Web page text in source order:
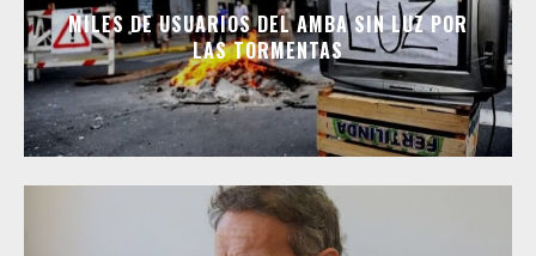
MILES DE USUARIOS DEL AMBA SIN LUZ POR
LAS TORMENTAS